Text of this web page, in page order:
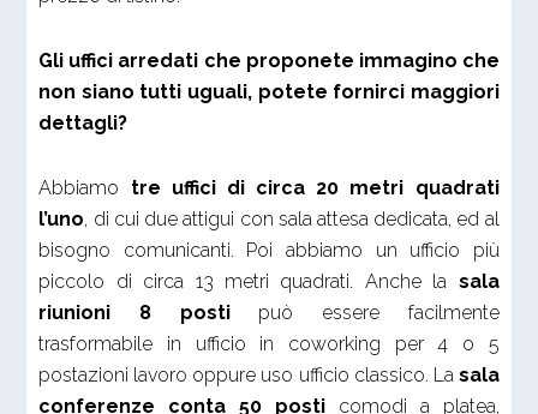
Gli uffici arredati che proponete immagino che
non siano tutti uguali, potete fornirci maggiori
dettagli?
Abbiamo tre uffici di circa 20 metri quadrati
l’uno, di cui due attigui con sala attesa dedicata, ed al
bisogno comunicanti. Poi abbiamo un ufficio più
piccolo di circa 13 metri quadrati. Anche la sala
riunioni 8 postipuò essere facilmente
trasformabile in ufficio in coworking per 4 o 5
postazioni lavoro oppure uso ufficio classico. La sala
conferenze conta 50 posti comodi a platea,